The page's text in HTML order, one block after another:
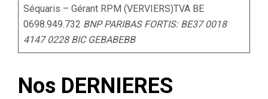
Séquaris – Gérant RPM (VERVIERS)TVA BE
0698.949.732 BNP PARIBAS FORTIS: BE37 0018
4147 0228 BIC GEBABEBB
Nos DERNIERES